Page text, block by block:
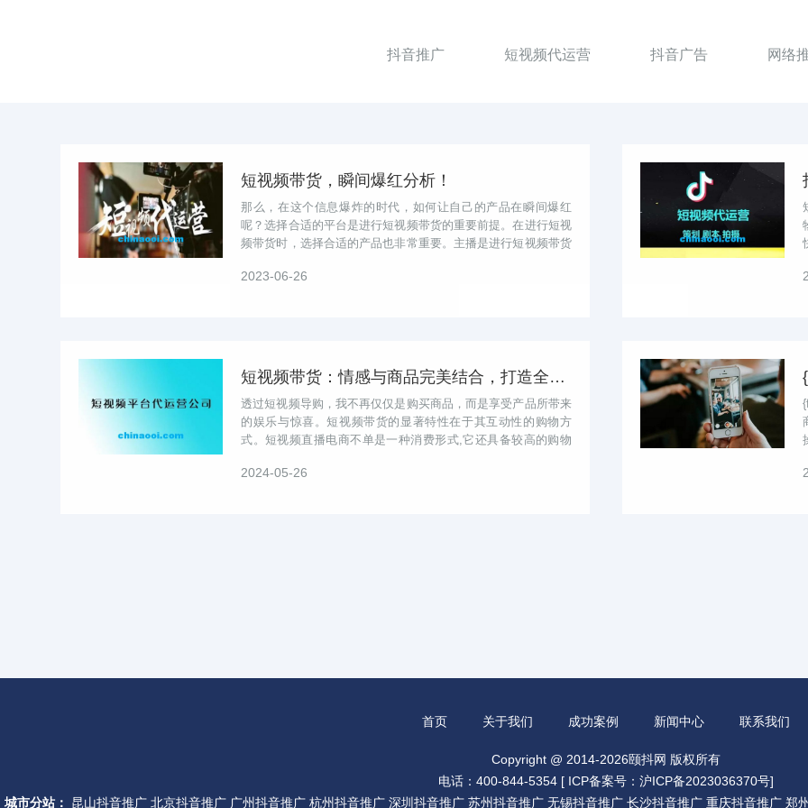
抖音推广 短视频代运营 抖音广告 网络
短视频带货，瞬间爆红分析！
那么，在这个信息爆炸的时代，如何让自己的产品在瞬间爆红
呢？选择合适的平台是进行短视频带货的重要前提。在进行短视
频带货时，选择合适的产品也非常重要。主播是进行短视频带货
2023-06-26
短视频带货：情感与商品完美结合，打造全新购物体验
透过短视频导购，我不再仅仅是购买商品，而是享受产品所带来
的娱乐与惊喜。短视频带货的显著特性在于其互动性的购物方
式。短视频直播电商不单是一种消费形式,它还具备较高的购物
2024-05-26
首页 关于我们 成功案例 新闻中心 联系我们
Copyright @ 2014-2026颐抖网 版权所有
电话：400-844-5354 [ ICP备案号：沪ICP备2023036370号]
城市分站：
昆山抖音推广 北京抖音推广 广州抖音推广 杭州抖音推广 深圳抖音推广 苏州抖音推广 无锡抖音推广 长沙抖音推广 重庆抖音推广 郑